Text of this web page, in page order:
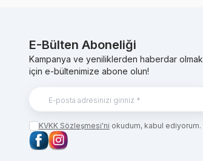
E-Bülten Aboneliği
Kampanya ve yeniliklerden haberdar olmak
için e-bültenimize abone olun!
KVKK Sözleşmesi'ni okudum, kabul ediyorum.
Facebook
Instagram